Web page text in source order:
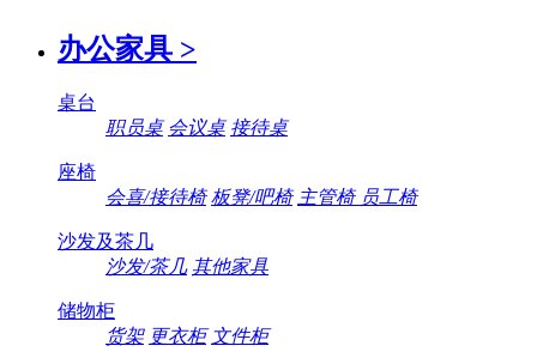
办公家具 >
桌台
职员桌 会议桌 接待桌
座椅
会喜/接待椅 板凳/吧椅 主管椅 员工椅
沙发及茶几
沙发/茶几 其他家具
储物柜
货架 更衣柜 文件柜